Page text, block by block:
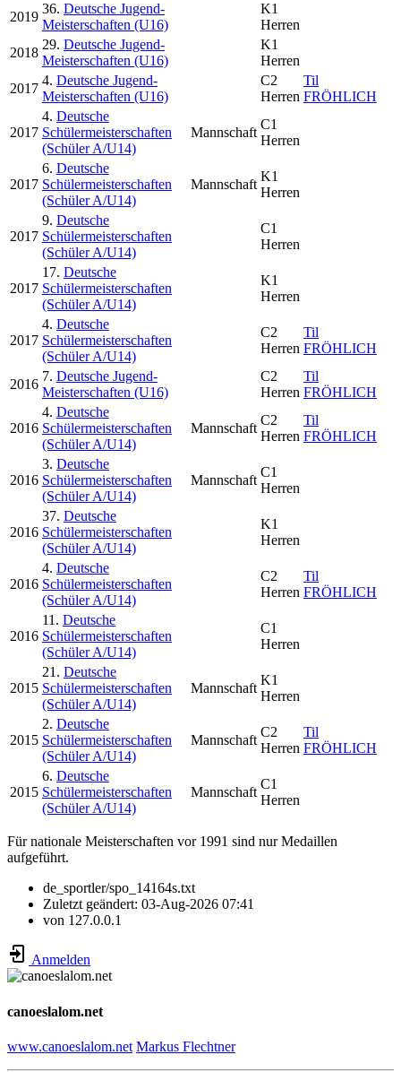
2019
36. Deutsche Jugend-
Meisterschaften (U16)
K1
Herren
2018
29. Deutsche Jugend-
Meisterschaften (U16)
K1
Herren
2017
4. Deutsche Jugend-
Meisterschaften (U16)
C2
Herren
Til
FRÖHLICH
2017
4. Deutsche
Schülermeisterschaften
(Schüler A/U14)
Mannschaft
C1
Herren
2017
6. Deutsche
Schülermeisterschaften
(Schüler A/U14)
Mannschaft
K1
Herren
2017
9. Deutsche
Schülermeisterschaften
(Schüler A/U14)
C1
Herren
2017
17. Deutsche
Schülermeisterschaften
(Schüler A/U14)
K1
Herren
2017
4. Deutsche
Schülermeisterschaften
(Schüler A/U14)
C2
Herren
Til
FRÖHLICH
2016
7. Deutsche Jugend-
Meisterschaften (U16)
C2
Herren
Til
FRÖHLICH
2016
4. Deutsche
Schülermeisterschaften
(Schüler A/U14)
Mannschaft
C2
Herren
Til
FRÖHLICH
2016
3. Deutsche
Schülermeisterschaften
(Schüler A/U14)
Mannschaft
C1
Herren
2016
37. Deutsche
Schülermeisterschaften
(Schüler A/U14)
K1
Herren
2016
4. Deutsche
Schülermeisterschaften
(Schüler A/U14)
C2
Herren
Til
FRÖHLICH
2016
11. Deutsche
Schülermeisterschaften
(Schüler A/U14)
C1
Herren
2015
21. Deutsche
Schülermeisterschaften
(Schüler A/U14)
Mannschaft
K1
Herren
2015
2. Deutsche
Schülermeisterschaften
(Schüler A/U14)
Mannschaft
C2
Herren
Til
FRÖHLICH
2015
6. Deutsche
Schülermeisterschaften
(Schüler A/U14)
Mannschaft
C1
Herren
Für nationale Meisterschaften vor 1991 sind nur Medaillen
aufgeführt.
de_sportler/spo_14164s.txt
Zuletzt geändert: 03-Aug-2026 07:41
von 127.0.0.1
Anmelden
canoeslalom.net
www.canoeslalom.net Markus Flechtner